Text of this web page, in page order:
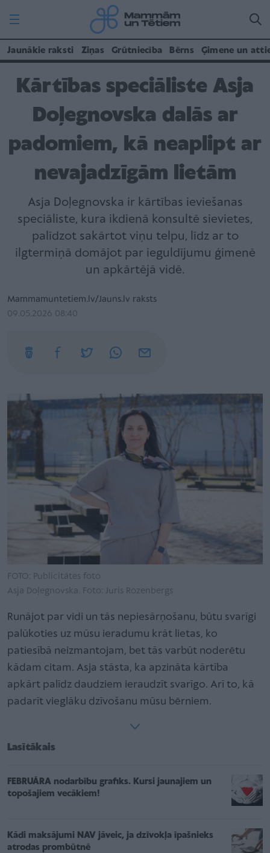
Jaunākie raksti Ziņas Grūtniecība Bērns Ģimene un
Kārtības speciāliste Asja
Doļegnovska dalās ar
padomiem, kā neaplipt ar
nevajadzīgām lietām
Asja Doļegnovska ir kārtības ieviešanas
speciāliste, kura ikdienā konsultē sievietes,
palīdzot sakārtot viņu telpu, līdz ar to
ilgtermiņā domājot par ieguldījumu ģimenē
un apkārtējā vidē.
Mammamuntetiem.lv/Jauns.lv raksts
09.05.2026 08:40
FOTO: Publicitātes foto
Asja Doļegnovska. Foto: Juris Rozenbergs
Runājot par vidi un tās nepiesārņošanu, būtu svarīgi
palūkoties uz mūsu ieradumu krāt lietas, ko
patiesībā neizmantojam, bet tās varbūt noderētu
kādam citam. Asja stāsta, ka apzināta kārtība
apkārt palīdz daudziem ieraudzīt svarīgo. Arī to, kā
padarīt vieglāku dzīvošanu mūsu bērniem.
Lasītākais
FEBRUĀRA nodarbību grafiks. Kursi jaunajiem un
topošajiem vecākiem!
Kādi maksājumi NAV jāveic, ja dzīvokļa īpašnieks
atrodas prombūtnē